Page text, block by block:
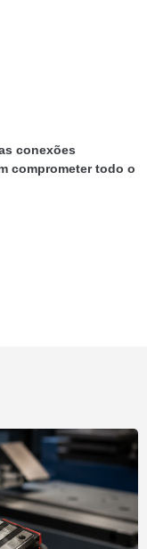
conexões
comprometer todo o